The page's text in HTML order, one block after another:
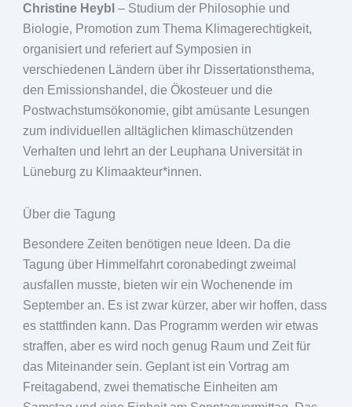
Christine Heybl – Studium der Philosophie und
Biologie, Promotion zum Thema Klimagerechtigkeit,
organisiert und referiert auf Symposien in
verschiedenen Ländern über ihr Dissertationsthema,
den Emissionshandel, die Ökosteuer und die
Postwachstumsökonomie, gibt amüsante Lesungen
zum individuellen alltäglichen klimaschützenden
Verhalten und lehrt an der Leuphana Universität in
Lüneburg zu Klimaakteur*innen.
Über die Tagung
Besondere Zeiten benötigen neue Ideen. Da die
Tagung über Himmelfahrt coronabedingt zweimal
ausfallen musste, bieten wir ein Wochenende im
September an. Es ist zwar kürzer, aber wir hoffen, dass
es stattfinden kann. Das Programm werden wir etwas
straffen, aber es wird noch genug Raum und Zeit für
das Miteinander sein. Geplant ist ein Vortrag am
Freitagabend, zwei thematische Einheiten am